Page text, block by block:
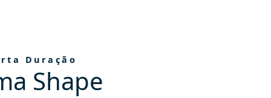
Duração
Shape